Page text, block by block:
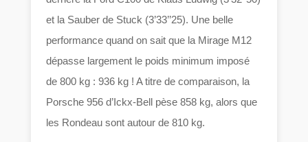
et la Sauber de Stuck (3’33’’25). Une belle
performance quand on sait que la Mirage M12
dépasse largement le poids minimum imposé
de 800 kg : 936 kg ! A titre de comparaison, la
Porsche 956 d’Ickx-Bell pèse 858 kg, alors que
les Rondeau sont autour de 810 kg.